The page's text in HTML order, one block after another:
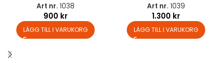
Art nr. 1038
900 kr
LÄGG TILL I VARUKORG
Art nr. 1039
1.300 kr
LÄGG TILL I VARUKORG